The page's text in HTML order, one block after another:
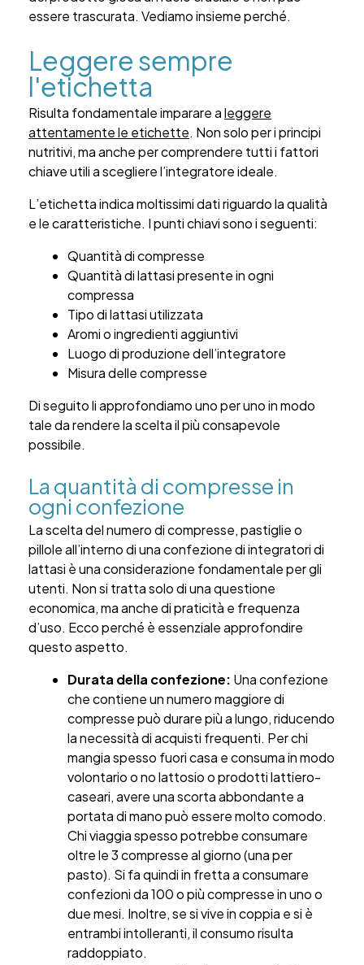
essere trascurata. Vediamo insieme perché.
Leggere sempre
l'etichetta
Risulta fondamentale imparare aleggere
attentamente le etichette. Non solo per i principi
nutritivi, ma anche per comprendere tutti i fattori
chiave utili a scegliere l’integratore ideale.
L’etichetta indica moltissimi dati riguardo la qualità
e le caratteristiche. I punti chiavi sono i seguenti:
Quantità di compresse
Quantità di lattasi presente in ogni
compressa
Tipo di lattasi utilizzata
Aromi o ingredienti aggiuntivi
Luogo di produzione dell’integratore
Misura delle compresse
Di seguito li approfondiamo uno per uno in modo
tale da rendere la scelta il più consapevole
possibile.
La quantità di compresse in
ogni confezione
La scelta del numero di compresse, pastiglie o
pillole all’interno di una confezione di integratori di
lattasi è una considerazione fondamentale per gli
utenti. Non si tratta solo di una questione
economica, ma anche di praticità e frequenza
d’uso. Ecco perché è essenziale approfondire
questo aspetto.
Durata della confezione: Una confezione
che contiene un numero maggiore di
compresse può durare più a lungo, riducendo
la necessità di acquisti frequenti. Per chi
mangia spesso fuori casa e consuma in modo
volontario o no lattosio o prodotti lattiero-
caseari, avere una scorta abbondante a
portata di mano può essere molto comodo.
Chi viaggia spesso potrebbe consumare
oltre le 3 compresse al giorno (una per
pasto). Si fa quindi in fretta a consumare
confezioni da 100 o più compresse in uno o
due mesi. Inoltre, se si vive in coppia e si è
entrambi intolleranti, il consumo risulta
raddoppiato.